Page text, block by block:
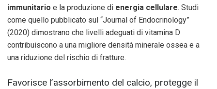
immunitario e la produzione di energia cellulare. Studi
come quello pubblicato sul “Journal of Endocrinology”
(2020) dimostrano che livelli adeguati di vitamina D
contribuiscono a una migliore densità minerale ossea e a
una riduzione del rischio di fratture.
Favorisce l’assorbimento del calcio, protegge il